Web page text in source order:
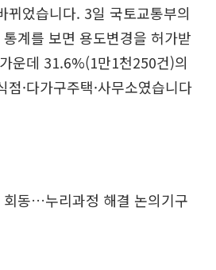
뀌었습니다. 3일 국토교통부의
계를 보면 용도변경을 허가받
운데 31.6%(1만1천250건)의
·다가구주택·사무소였습니다
동…누리과정 해결 논의기구